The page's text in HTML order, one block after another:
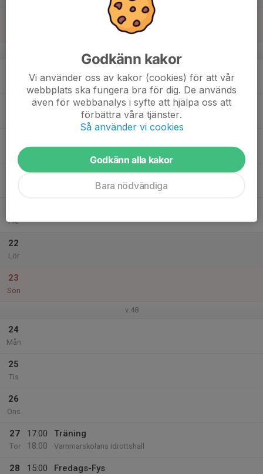
Ons
17:00
Träning
Vammarskolans idrottshall
Fre
22
Lör
23
Sön
v.48
24
Mån
25
Tis
26
Ons
27
Tor
17:00
18:00
Träning
Vammarskolans idrottshall
28
15:00
Fredags-Fys
Godkänn kakor
Vi använder oss av kakor (cookies) för att vår
webbplats ska fungera bra för dig. De används
även för webbanalys i syfte att hjälpa oss att
förbättra våra tjänster.
Så använder vi cookies
Godkänn alla kakor
Bara nödvändiga